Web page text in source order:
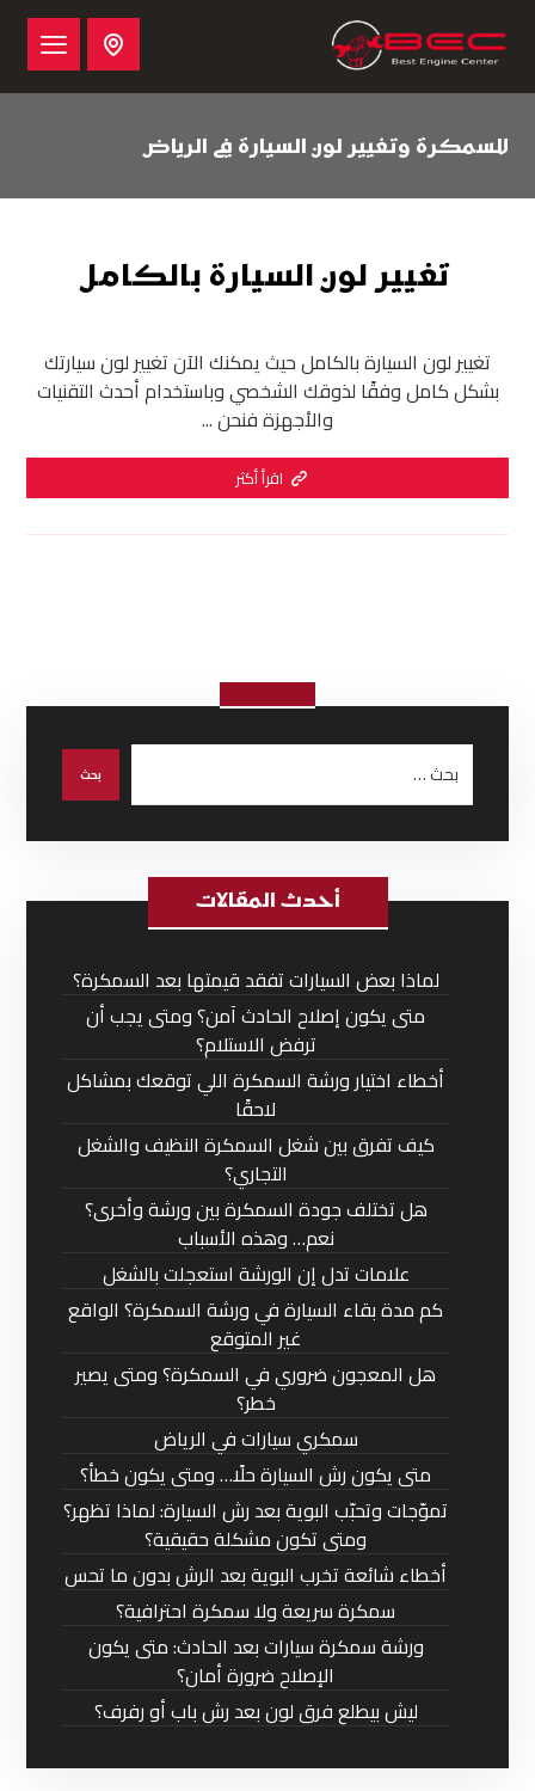
للسمكرة وتغيير لون السيارة في الرياض
تغيير لون السيارة بالكامل
تغيير لون السيارة بالكامل حيث يمكنك الآن تغيير لون سيارتك
بشكل كامل وفقًا لذوقك الشخصي وباستخدام أحدث التقنيات
والأجهزة فنحن ...
اقرأ أكثر
أحدث المقالات
لماذا بعض السيارات تفقد قيمتها بعد السمكرة؟
متى يكون إصلاح الحادث آمن؟ ومتى يجب أن
ترفض الاستلام؟
أخطاء اختيار ورشة السمكرة اللي توقعك بمشاكل
لاحقًا
كيف تفرق بين شغل السمكرة النظيف والشغل
التجاري؟
هل تختلف جودة السمكرة بين ورشة وأخرى؟
نعم… وهذه الأسباب
علامات تدل إن الورشة استعجلت بالشغل
كم مدة بقاء السيارة في ورشة السمكرة؟ الواقع
غير المتوقع
هل المعجون ضروري في السمكرة؟ ومتى يصير
خطر؟
سمكري سيارات في الرياض
متى يكون رش السيارة حلًا… ومتى يكون خطأ؟
تموّجات وتحبّب البوية بعد رش السيارة: لماذا تظهر؟
ومتى تكون مشكلة حقيقية؟
أخطاء شائعة تخرب البوية بعد الرش بدون ما تحس
سمكرة سريعة ولا سمكرة احترافية؟
ورشة سمكرة سيارات بعد الحادث: متى يكون
الإصلاح ضرورة أمان؟
ليش بيطلع فرق لون بعد رش باب أو رفرف؟